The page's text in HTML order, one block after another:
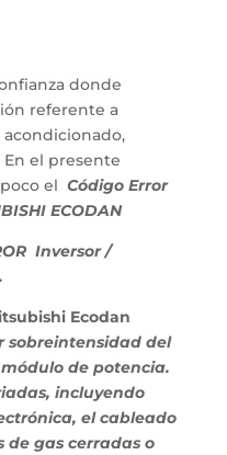
donde
referente a
el presente
el Código Error
ECODAN
Inversor /
Ecodan
sobreintensidad del
de potencia.
incluyendo
el cableado
de gas cerradas o